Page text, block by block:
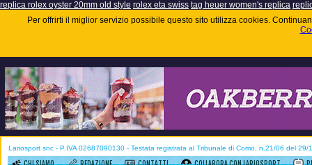
replica rolex oyster 20mm old style rolex eta swiss tag heuer women's replica
Per offrirti il miglior servizio possibile questo sito utilizza cookies.
Lariosport snc - P.IVA 02687090130 - Testata registrata al Tribunale di Como, n.21/06 del 29/